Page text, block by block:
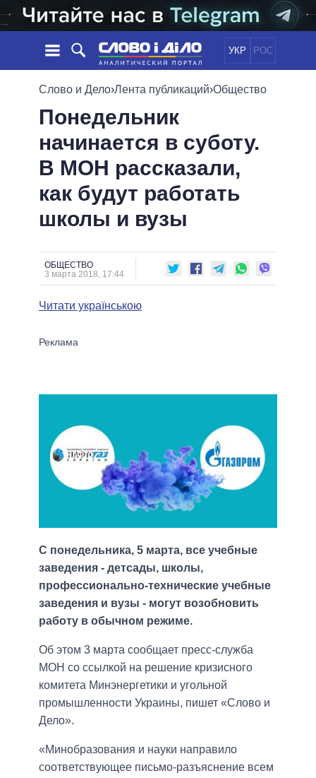
УКР РОС
НОВОСТИ
ЛЕНТА
СОБЫТИЯ
СТАТЬИ
МНЕНИЯ
ОБЗОРЫ
ДАЙДЖЕСТЫ
ПОЛИТИКА
ЭКОНОМИКА
ОБЩЕСТВО
МИР
ОБЕЩАНИЯ
ПОЛИТИКИ
ВСЕ ПОЛИТИКИ
ПРЕЗИДЕНТ И ОФИС
ВЕРХОВНАЯ РАДА
ГЛАВЫ ОБЛАДМИНИСТРАЦИЙ
МЭРЫ
ВСЕ ПЕРСОНЫ
ИНФОГРАФИКА
ВИДЕО
СРАВНЕНИЕ ПОЛИТИКОВ
Слово и Дело›Лента публикаций›Общество
Понедельник
начинается в суботу.
В МОН рассказали,
как будут работать
школы и вузы
ОБЩЕСТВО
3 марта 2018, 17:44
Читати українською
С понедельника, 5 марта, все учебные
заведения - детсады, школы,
профессионально-технические учебные
заведения и вузы - могут возобновить
работу в обычном режиме.
Об этом 3 марта сообщает пресс-служба
МОН со ссылкой на решение кризисного
комитета Минэнергетики и угольной
промышленности Украины, пишет «Слово и
Дело».
«Минобразования и науки направило
соответствующее письмо-разъяснение всем